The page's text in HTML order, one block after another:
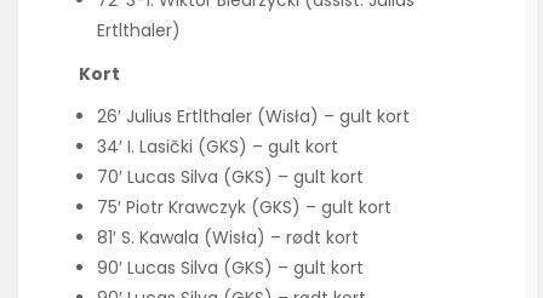
Ertlthaler)
Kort
26′ Julius Ertlthaler (Wisła) – gult kort
34′ I. Lasički (GKS) – gult kort
70′ Lucas Silva (GKS) – gult kort
75′ Piotr Krawczyk (GKS) – gult kort
81′ S. Kawala (Wisła) – rødt kort
90′ Lucas Silva (GKS) – gult kort